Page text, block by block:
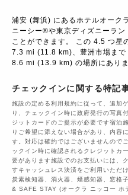
浦安 (舞浜) にあるホテルオーク
ニーシー®や東京ディズニーラ
ことができます。 この 4.5 つ星
7.3 mi (11.8 km)、豊洲市場まで
8.6 mi (13.9 km) の場所にありま
チェックインに関する特記
施設の定める利用規約に従って、追加
り、チェックイン時に政府発行の写真
ジットカードのご提示が必要です宿泊
りご希望に添えない場合があり、内容
す。対応は確約ではございませんので
ックイン時に確認されるクレジットカ
要があります施設でのお支払いには、
すキャッシュレス決済をご利用いただ
炭素検知器、消火器、煙感知器、窓格
& SAFE STAY (オークラ ニッコー ホ